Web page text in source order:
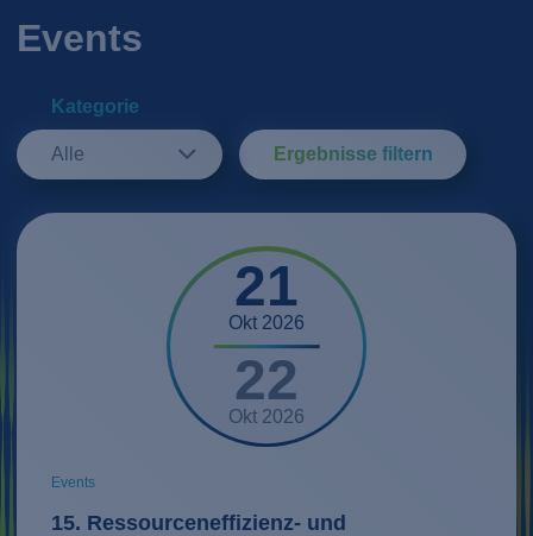
Events
Kategorie
Alle Ergebnisse filtern
21
Okt 2026
22
Okt 2026
Events
15. Ressourceneffizienz- und